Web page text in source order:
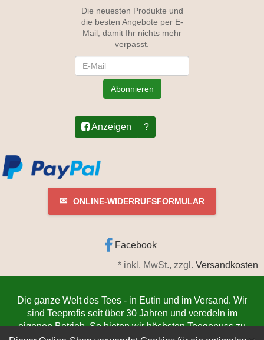
Die neuesten Produkte und
die besten Angebote per E-
Mail, damit Ihr nichts mehr
verpasst.
Abonnieren
Anzeigen ?
✉ ONLINE-WIDERRUFSFORMULAR
Facebook
* inkl. MwSt., zzgl. Versandkosten
Die ganze Welt des Tees - in Eutin und im Versand. Wir
sind Teeprofis seit über 30 Jahren und veredeln im
eigenen Betrieb. So bieten wir höchsten Teegenuss zu